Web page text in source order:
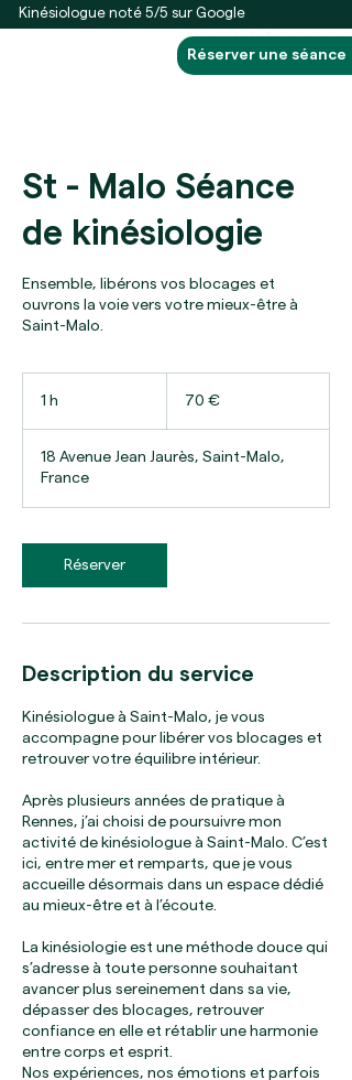
Kinésiologue noté 5/5 sur Google
Réserver une séance
St - Malo Séance
de kinésiologie
Ensemble, libérons vos blocages et
ouvrons la voie vers votre mieux-être à
Saint-Malo.
1 h 70 €
18 Avenue Jean Jaurès, Saint-Malo,
France
Réserver
Description du service
Kinésiologue à Saint-Malo, je vous
accompagne pour libérer vos blocages et
retrouver votre équilibre intérieur.
Après plusieurs années de pratique à
Rennes, j’ai choisi de poursuivre mon
activité de kinésiologue à Saint-Malo. C’est
ici, entre mer et remparts, que je vous
accueille désormais dans un espace dédié
au mieux-être et à l’écoute.
La kinésiologie est une méthode douce qui
s’adresse à toute personne souhaitant
avancer plus sereinement dans sa vie,
dépasser des blocages, retrouver
confiance en elle et rétablir une harmonie
entre corps et esprit.
Nos expériences, nos émotions et parfois